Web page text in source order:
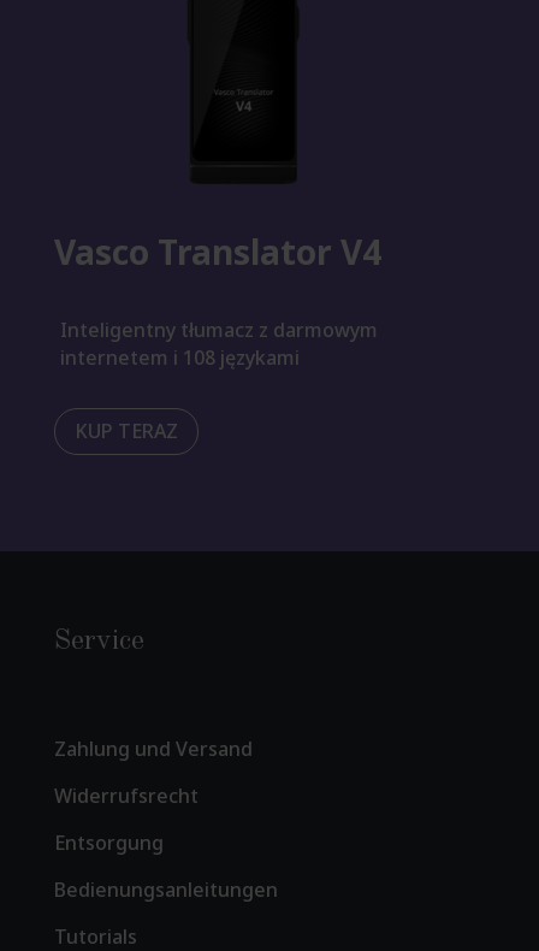
Vasco Translator V4
Inteligentny tłumacz z darmowym
internetem i 108 językami
KUP TERAZ
Service
Zahlung und Versand
Widerrufsrecht
Entsorgung
Bedienungsanleitungen
Tutorials